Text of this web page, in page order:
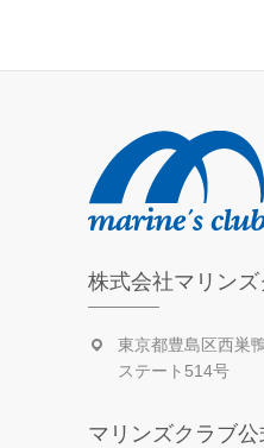
日
株式会社マリンズ
東京都豊島区西
ステート514号
マリンズクラブ公